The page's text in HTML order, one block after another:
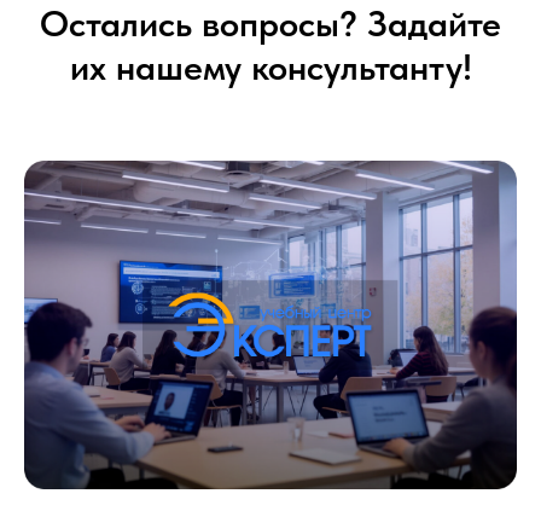
Остались вопросы? Задайте
их нашему консультанту!